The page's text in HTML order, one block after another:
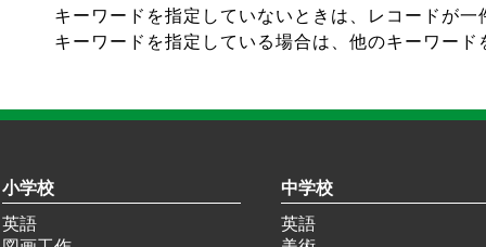
キーワードを指定していないときは、レコードが
キーワードを指定している場合は、他のキーワード
小学校
英語
中学校
英語